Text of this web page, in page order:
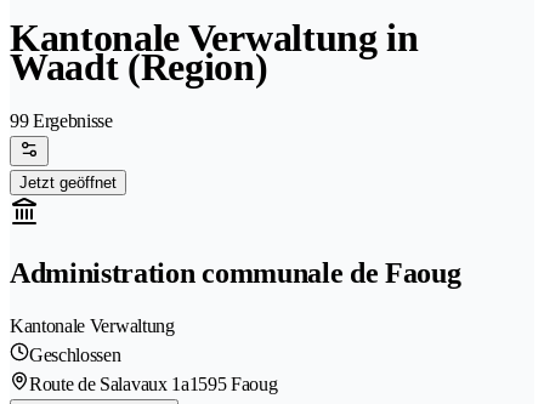
Kantonale Verwaltung in
Waadt (Region)
99 Ergebnisse
Jetzt geöffnet
Administration communale de Faoug
Kantonale Verwaltung
Geschlossen
Route de Salavaux 1a1595 Faoug